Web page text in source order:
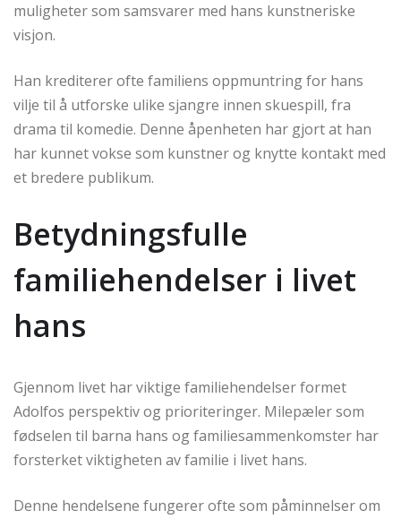
muligheter som samsvarer med hans kunstneriske
visjon.
Han krediterer ofte familiens oppmuntring for hans
vilje til å utforske ulike sjangre innen skuespill, fra
drama til komedie. Denne åpenheten har gjort at han
har kunnet vokse som kunstner og knytte kontakt med
et bredere publikum.
Betydningsfulle
familiehendelser i livet
hans
Gjennom livet har viktige familiehendelser formet
Adolfos perspektiv og prioriteringer. Milepæler som
fødselen til barna hans og familiesammenkomster har
forsterket viktigheten av familie i livet hans.
Denne hendelsene fungerer ofte som påminnelser om